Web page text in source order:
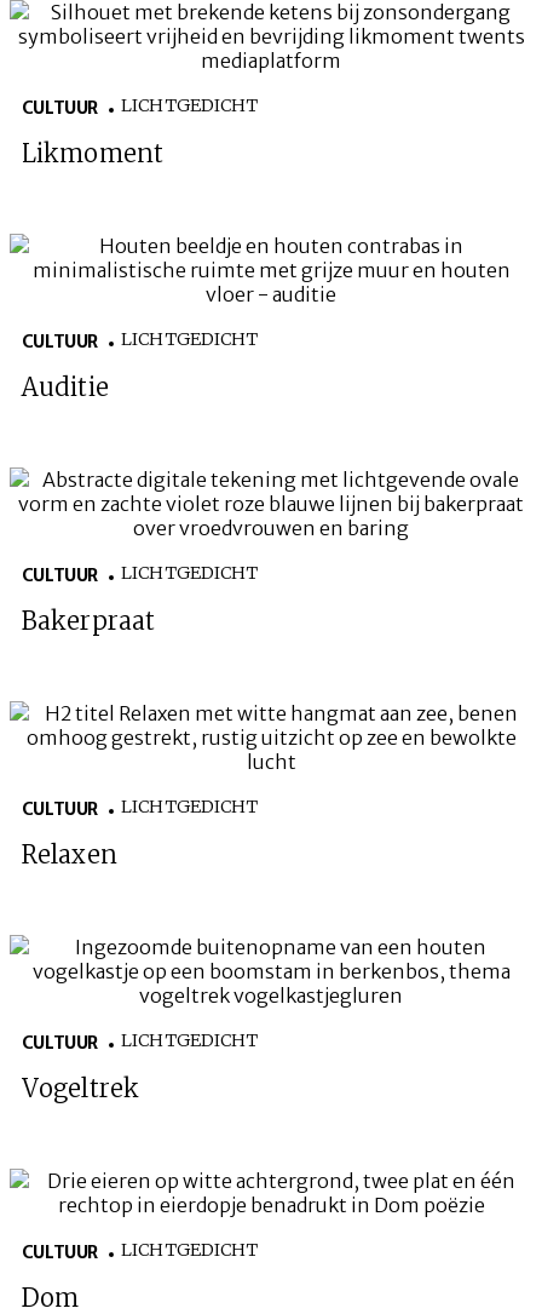
CULTUUR LICHTGEDICHT
Likmoment
CULTUUR LICHTGEDICHT
Auditie
CULTUUR LICHTGEDICHT
Bakerpraat
CULTUUR LICHTGEDICHT
Relaxen
CULTUUR LICHTGEDICHT
Vogeltrek
CULTUUR LICHTGEDICHT
Dom